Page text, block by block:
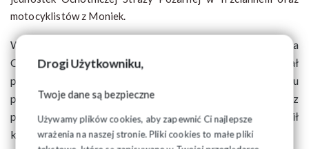
Drogi Użytkowniku,
Twoje dane są bezpieczne
Używamy plików cookies, aby zapewnić Ci najlepsze
wrażenia na naszej stronie. Pliki cookies to małe pliki
motocyklistów z Moniek.
W monieckiej parafii pw. św. Brata Alberta
Chmielowskiego, Obraz Matki Bożej przywitany został
przez bardzo licznie zebranych wiernych oraz wielu
przybyłych gości. Uroczystej Mszy świętej połączonej z
peregrynacją Obrazu przewodniczył oraz kazanie wygłosił
ks. proboszcz Piotr Karpiesiuk.